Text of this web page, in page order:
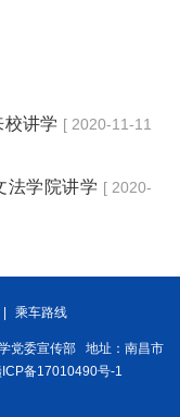
讲学 [ 2020-11-11
法学院讲学 [ 2020-
| 乘车路线
党委宣传部 地址：南昌市
备17010490号-1